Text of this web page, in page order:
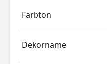
Farbton
Dekorname